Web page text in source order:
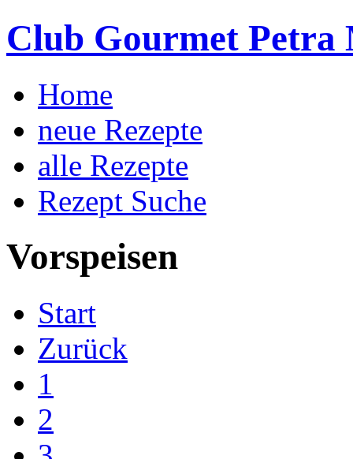
Club Gourmet Petra
Home
neue Rezepte
alle Rezepte
Rezept Suche
Vorspeisen
Start
Zurück
1
2